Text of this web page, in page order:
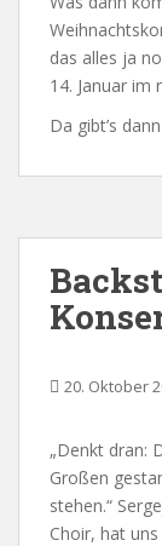
das alles ja
14. Januar im
Da gibt’s
20. Oktober
„Denkt dran:
Großen
stehen.“
Choir, hat